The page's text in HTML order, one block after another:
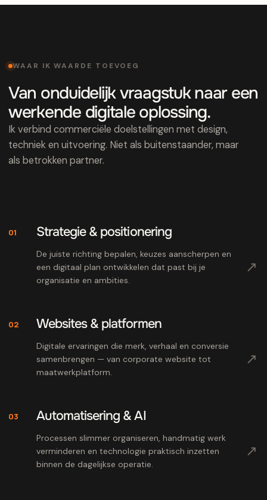
WAAR IK WAARDE TOEVOEG
Van onduidelijk vraagstuk naar een
werkende digitale oplossing.
Ik verbind commerciële doelstellingen met design,
techniek en uitvoering. Niet als buitenstaander, maar
als betrokken partner.
01 Strategie & positionering
De juiste richting bepalen, keuzes aanscherpen en
een digitaal plan ontwikkelen dat past bij je
organisatie en ambities.
↗
02 Websites & platformen
Digitale ervaringen die merk, verhaal en conversie
samenbrengen — van corporate website tot
maatwerkplatform.
↗
03 Automatisering & AI
Processen slimmer organiseren, handmatig werk
verminderen en technologie praktisch inzetten
binnen de dagelijkse operatie.
↗